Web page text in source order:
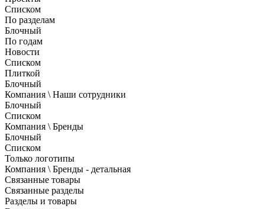
Списком
По разделам
Блочный
По годам
Новости
Списком
Плиткой
Блочный
Компания \ Наши сотрудники
Блочный
Списком
Компания \ Бренды
Блочный
Списком
Только логотипы
Компания \ Бренды - детальная
Связанные товары
Связанные разделы
Разделы и товары